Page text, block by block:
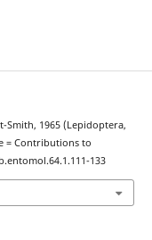
Smith, 1965 (Lepidoptera,
= Contributions to
133